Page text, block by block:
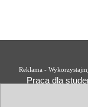
Reklama -
Praca dla